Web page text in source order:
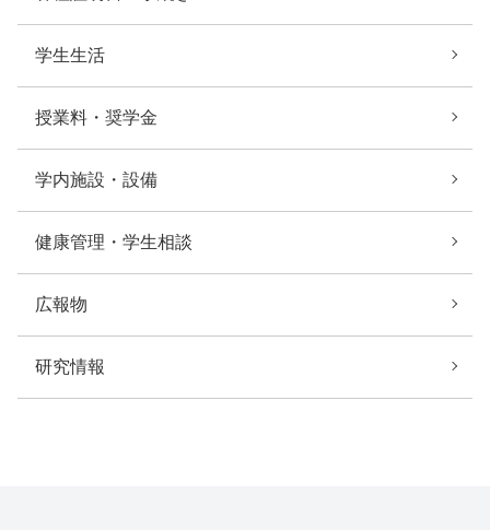
学生生活
授業料・奨学金
学内施設・設備
健康管理・学生相談
広報物
研究情報